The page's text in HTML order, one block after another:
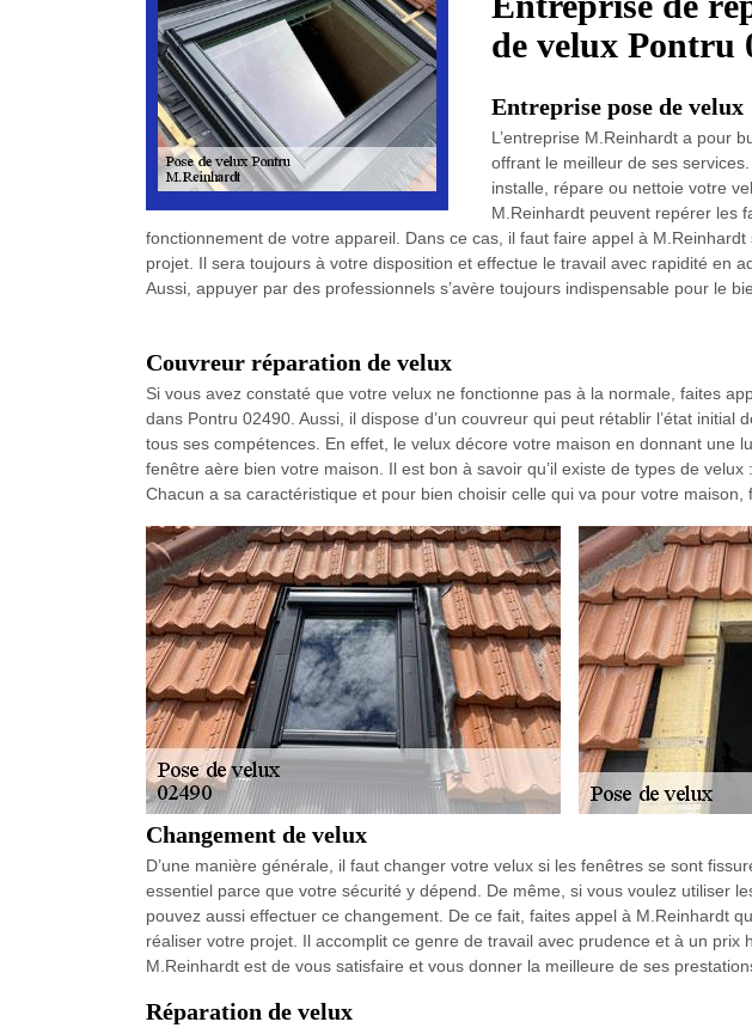
de velux Pontru
Entreprise pose de velux
L’entreprise M.Reinhardt a pour
offrant le meilleur de ses
installe, répare ou nettoie votre
M.Reinhardt peuvent repérer les
fonctionnement de votre appareil. Dans ce cas, il faut faire appel à
projet. Il sera toujours à votre disposition et effectue le travail avec rapidité en
Aussi, appuyer par des professionnels s’avère toujours indispensable pour le
Couvreur réparation de velux
Si vous avez constaté que votre velux ne fonctionne pas à la normale, faites
dans Pontru 02490. Aussi, il dispose d’un couvreur qui peut rétablir l’état initial
tous ses compétences. En effet, le velux décore votre maison en donnant une
fenêtre aère bien votre maison. Il est bon à savoir qu’il existe de types de velux
Chacun a sa caractéristique et pour bien choisir celle qui va pour votre maison,
Changement de velux
D’une manière générale, il faut changer votre velux si les fenêtres se sont
essentiel parce que votre sécurité y dépend. De même, si vous voulez utiliser
pouvez aussi effectuer ce changement. De ce fait, faites appel à M.Reinhardt
réaliser votre projet. Il accomplit ce genre de travail avec prudence et à un prix
M.Reinhardt est de vous satisfaire et vous donner la meilleure de ses
Réparation de velux